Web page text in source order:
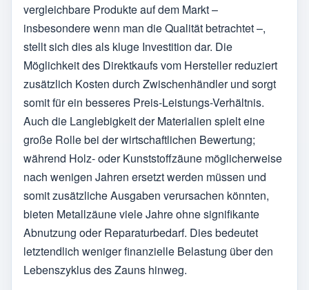
vergleichbare Produkte auf dem Markt –
insbesondere wenn man die Qualität betrachtet –,
stellt sich dies als kluge Investition dar. Die
Möglichkeit des Direktkaufs vom Hersteller reduziert
zusätzlich Kosten durch Zwischenhändler und sorgt
somit für ein besseres Preis-Leistungs-Verhältnis.
Auch die Langlebigkeit der Materialien spielt eine
große Rolle bei der wirtschaftlichen Bewertung;
während Holz- oder Kunststoffzäune möglicherweise
nach wenigen Jahren ersetzt werden müssen und
somit zusätzliche Ausgaben verursachen könnten,
bieten Metallzäune viele Jahre ohne signifikante
Abnutzung oder Reparaturbedarf. Dies bedeutet
letztendlich weniger finanzielle Belastung über den
Lebenszyklus des Zauns hinweg.